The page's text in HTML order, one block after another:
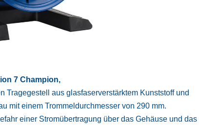
7 Champion,
Tragegestell aus glasfaserverstärktem Kunststoff und
mit einem Trommeldurchmesser von 290 mm.
einer Stromübertragung über das Gehäuse und das